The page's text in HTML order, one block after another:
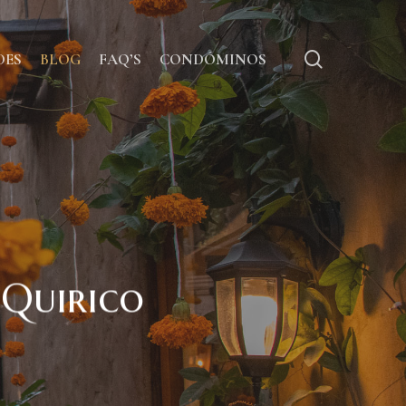
BLOG FAQ’S CONDÓMINOS search